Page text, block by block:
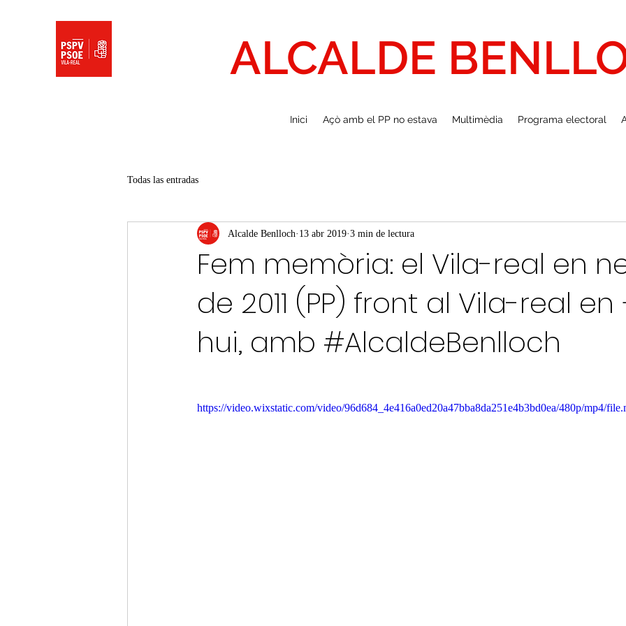
ALCALDE
Inici Açò amb el PP no estava Multimèdia Programa electoral
Todas las entradas
Fem memòria: el Vila-real en
de 2011 (PP) front al Vila-real en
hui, amb #AlcaldeBenlloch
Alcalde Benlloch 13 abr 2019 3 min de lectura
https://video.wixstatic.com/video/96d684_4e416a0ed20a47bba8da251e4b3bd0ea/480p/mp4/